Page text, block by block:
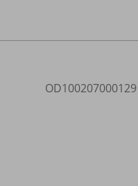
OD100207000129